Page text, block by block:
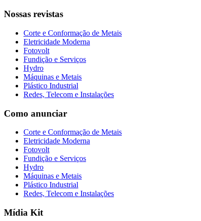
Nossas revistas
Corte e Conformação de Metais
Eletricidade Moderna
Fotovolt
Fundição e Serviços
Hydro
Máquinas e Metais
Plástico Industrial
Redes, Telecom e Instalações
Como anunciar
Corte e Conformação de Metais
Eletricidade Moderna
Fotovolt
Fundição e Serviços
Hydro
Máquinas e Metais
Plástico Industrial
Redes, Telecom e Instalações
Mídia Kit